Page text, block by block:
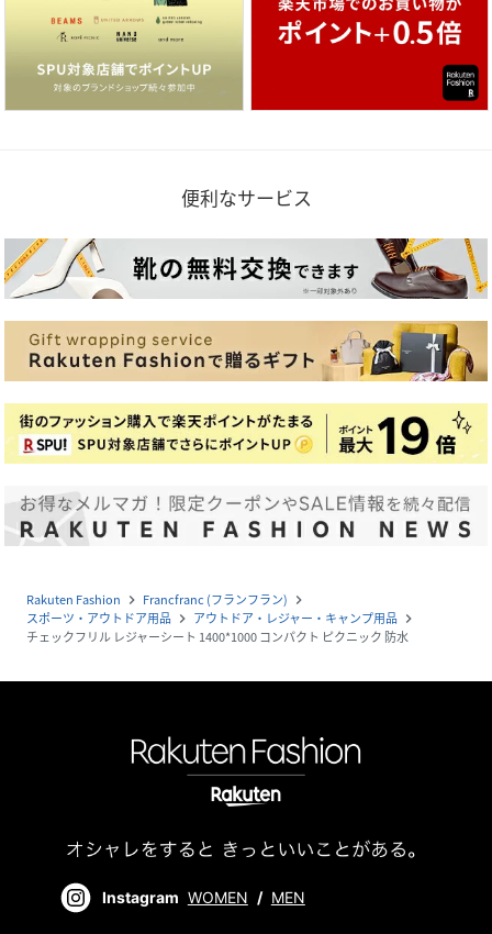
便利なサービス
Rakuten Fashion navigate_next Francfranc (フランフラン) navigate_next
スポーツ・アウトドア用品 navigate_next アウトドア・レジャー・キャンプ用品 navigate_next
チェックフリル レジャーシート 1400*1000 コンパクト ピクニック 防水
Instagram WOMEN / MEN